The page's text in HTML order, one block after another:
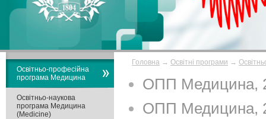
Головна → Освітні програми →
ОПП Медицина,
ОПП Медицина,
Освітньо-професійна
програма Медицина
Освітньо-наукова
програма Медицина
(Medicine)